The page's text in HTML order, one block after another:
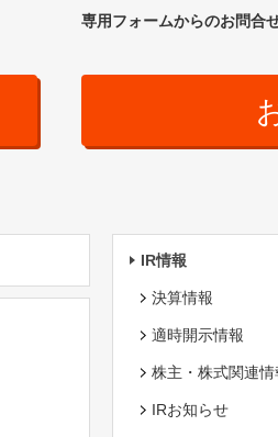
専用フォームからのお問合
IR情報
決算情報
適時開示情報
株主・株式関連情
IRお知らせ